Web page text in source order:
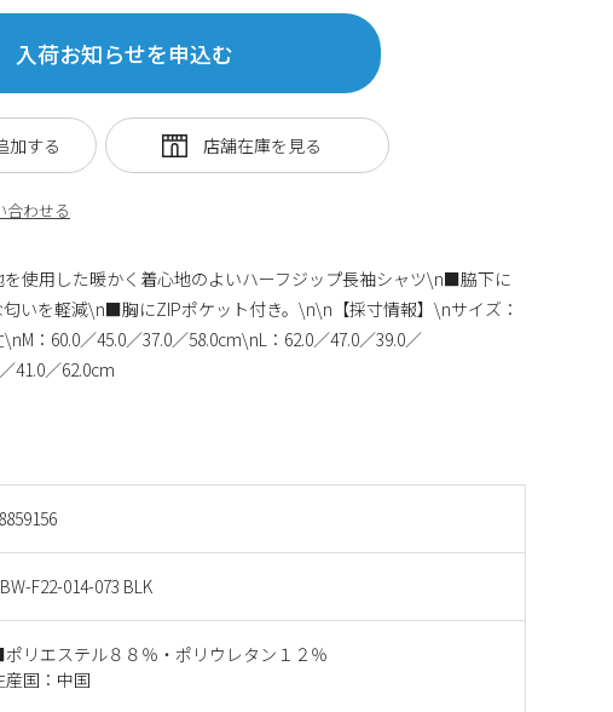
F22-014-073 BLK
リエステル８８％・ポリウレタン１２％
産国：中国
入荷お知らせを申込む
合わせる
加する
使用した暖かく着心地のよいハーフジップ長袖シャツ\n■脇下に
いを軽減\n■胸にZIPポケット付き。\n\n【採寸情報】\nサイズ：
：60.0／45.0／37.0／58.0cm\nL：62.0／47.0／39.0／
41.0／62.0cm